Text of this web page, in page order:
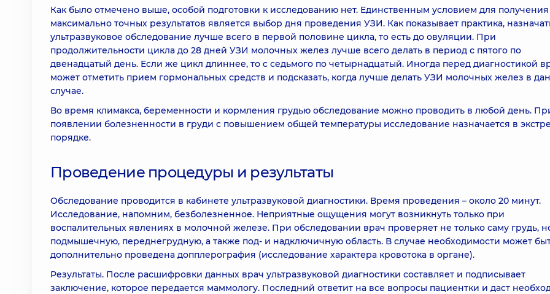
Как было отмечено выше, особой подготовки к исследованию нет. Единственным условием для получения
максимально точных результатов является выбор дня проведения УЗИ. Как показывает практика,
ультразвуковое обследование лучше всего в первой половине цикла, то есть до овуляции. При
продолжительности цикла до 28 дней УЗИ молочных желез лучше всего делать в период с пятого по
двенадцатый день. Если же цикл длиннее, то с седьмого по четырнадцатый. Иногда перед диагностикой
может отметить прием гормональных средств и подсказать, когда лучше делать УЗИ молочных желез в
случае.
Во время климакса, беременности и кормления грудью обследование можно проводить в любой день.
появлении болезненности в груди с повышением общей температуры исследование назначается в
порядке.
Проведение процедуры и результаты
Обследование проводится в кабинете ультразвуковой диагностики. Время проведения – около 20 минут.
Исследование, напомним, безболезненное. Неприятные ощущения могут возникнуть только при
воспалительных явлениях в молочной железе. При обследовании врач проверяет не только саму грудь,
подмышечную, переднегрудную, а также под- и надключичную область. В случае необходимости может
дополнительно проведена допплерография (исследование характера кровотока в органе).
Результаты. После расшифровки данных врач ультразвуковой диагностики составляет и подписывает
заключение, которое передается маммологу. Последний ответит на все вопросы пациентки и даст